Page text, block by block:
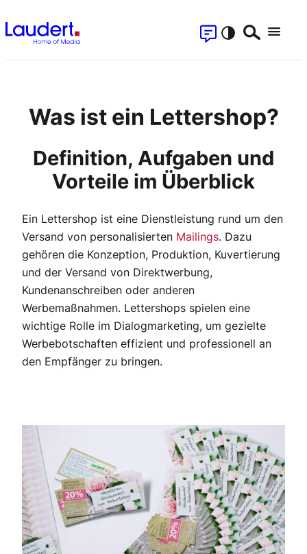
Inhalt
Kontakt
Was ist ein Lettershop?
Definition, Aufgaben und
Vorteile im Überblick
Ein Lettershop ist eine Dienstleistung rund um den
Versand von personalisierten Mailings. Dazu
gehören die Konzeption, Produktion, Kuvertierung
und der Versand von Direktwerbung,
Kundenanschreiben oder anderen
Werbemaßnahmen. Lettershops spielen eine
wichtige Rolle im Dialogmarketing, um gezielte
Werbebotschaften effizient und professionell an
den Empfänger zu bringen.